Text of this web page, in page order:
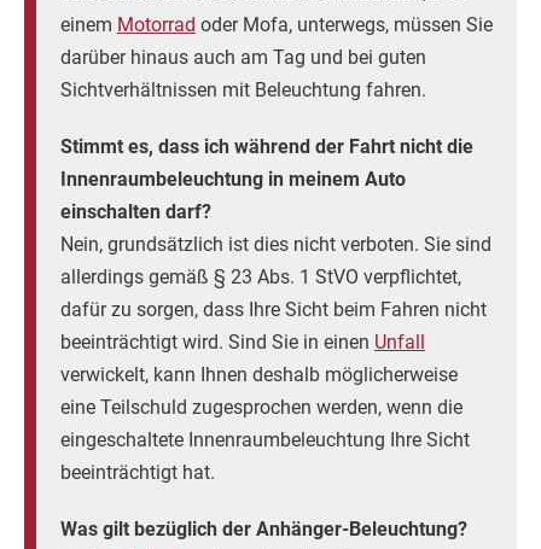
einem Motorrad oder Mofa, unterwegs, müssen Sie
darüber hinaus auch am Tag und bei guten
Sichtverhältnissen mit Beleuchtung fahren.
Stimmt es, dass ich während der Fahrt nicht die
Innenraumbeleuchtung in meinem Auto
einschalten darf?
Nein, grundsätzlich ist dies nicht verboten. Sie sind
allerdings gemäß § 23 Abs. 1 StVO verpflichtet,
dafür zu sorgen, dass Ihre Sicht beim Fahren nicht
beeinträchtigt wird. Sind Sie in einen Unfall
verwickelt, kann Ihnen deshalb möglicherweise
eine Teilschuld zugesprochen werden, wenn die
eingeschaltete Innenraumbeleuchtung Ihre Sicht
beeinträchtigt hat.
Was gilt bezüglich der Anhänger-Beleuchtung?